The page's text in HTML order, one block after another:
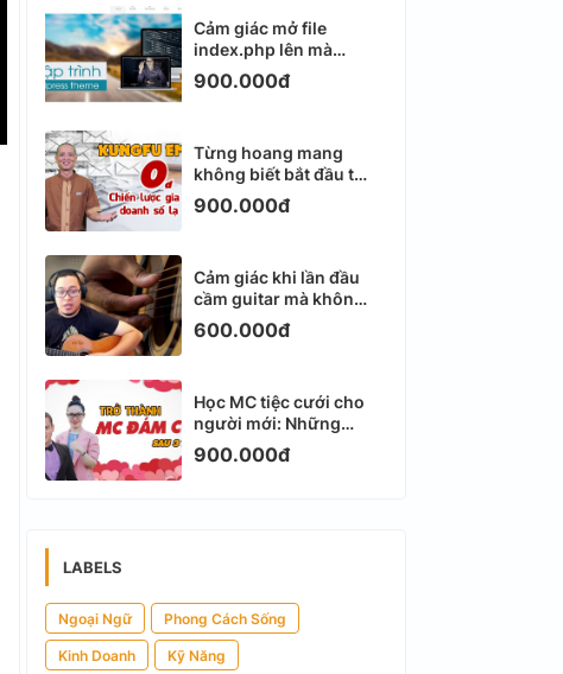
Cảm giác mở file
index.php lên mà
không biết viết gì tiếp
theo
900.000đ
Từng hoang mang
không biết bắt đầu từ
đâu với Email
Marketing
900.000đ
Cảm giác khi lần đầu
cầm guitar mà không
biết bắt đầu từ đâu
600.000đ
Học MC tiệc cưới cho
người mới: Những
ngày đầu thực sự khá
ngợp
900.000đ
LABELS
Ngoại Ngữ Phong Cách Sống
Kinh Doanh Kỹ Năng